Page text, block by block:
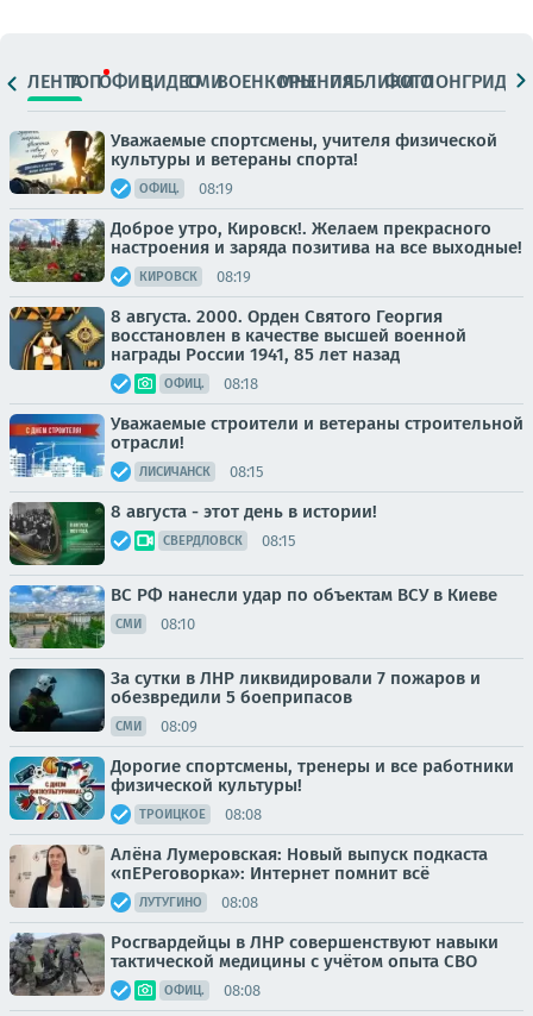
ЛЕНТАТОПОФИЦ.ВИДЕОСМИВОЕНКОРЫМНЕНИЯПАБЛИКИ
ФОТОЛОНГРИДЫ
Уважаемые спортсмены, учителя физической
культуры и ветераны спорта!
ОФИЦ. 08:19
Доброе утро, Кировск!. Желаем прекрасного
настроения и заряда позитива на все выходные!
КИРОВСК 08:19
8 августа. 2000. Орден Святого Георгия
восстановлен в качестве высшей военной
награды России 1941, 85 лет назад
ОФИЦ. 08:18
Уважаемые строители и ветераны строительной
отрасли!
ЛИСИЧАНСК 08:15
8 августа - этот день в истории!
СВЕРДЛОВСК 08:15
ВС РФ нанесли удар по объектам ВСУ в Киеве
СМИ 08:10
За сутки в ЛНР ликвидировали 7 пожаров и
обезвредили 5 боеприпасов
СМИ 08:09
Дорогие спортсмены, тренеры и все работники
физической культуры!
ТРОИЦКОЕ 08:08
Алёна Лумеровская: Новый выпуск подкаста
«пЕРеговорка»: Интернет помнит всё
ЛУТУГИНО 08:08
Росгвардейцы в ЛНР совершенствуют навыки
тактической медицины с учётом опыта СВО
ОФИЦ. 08:08